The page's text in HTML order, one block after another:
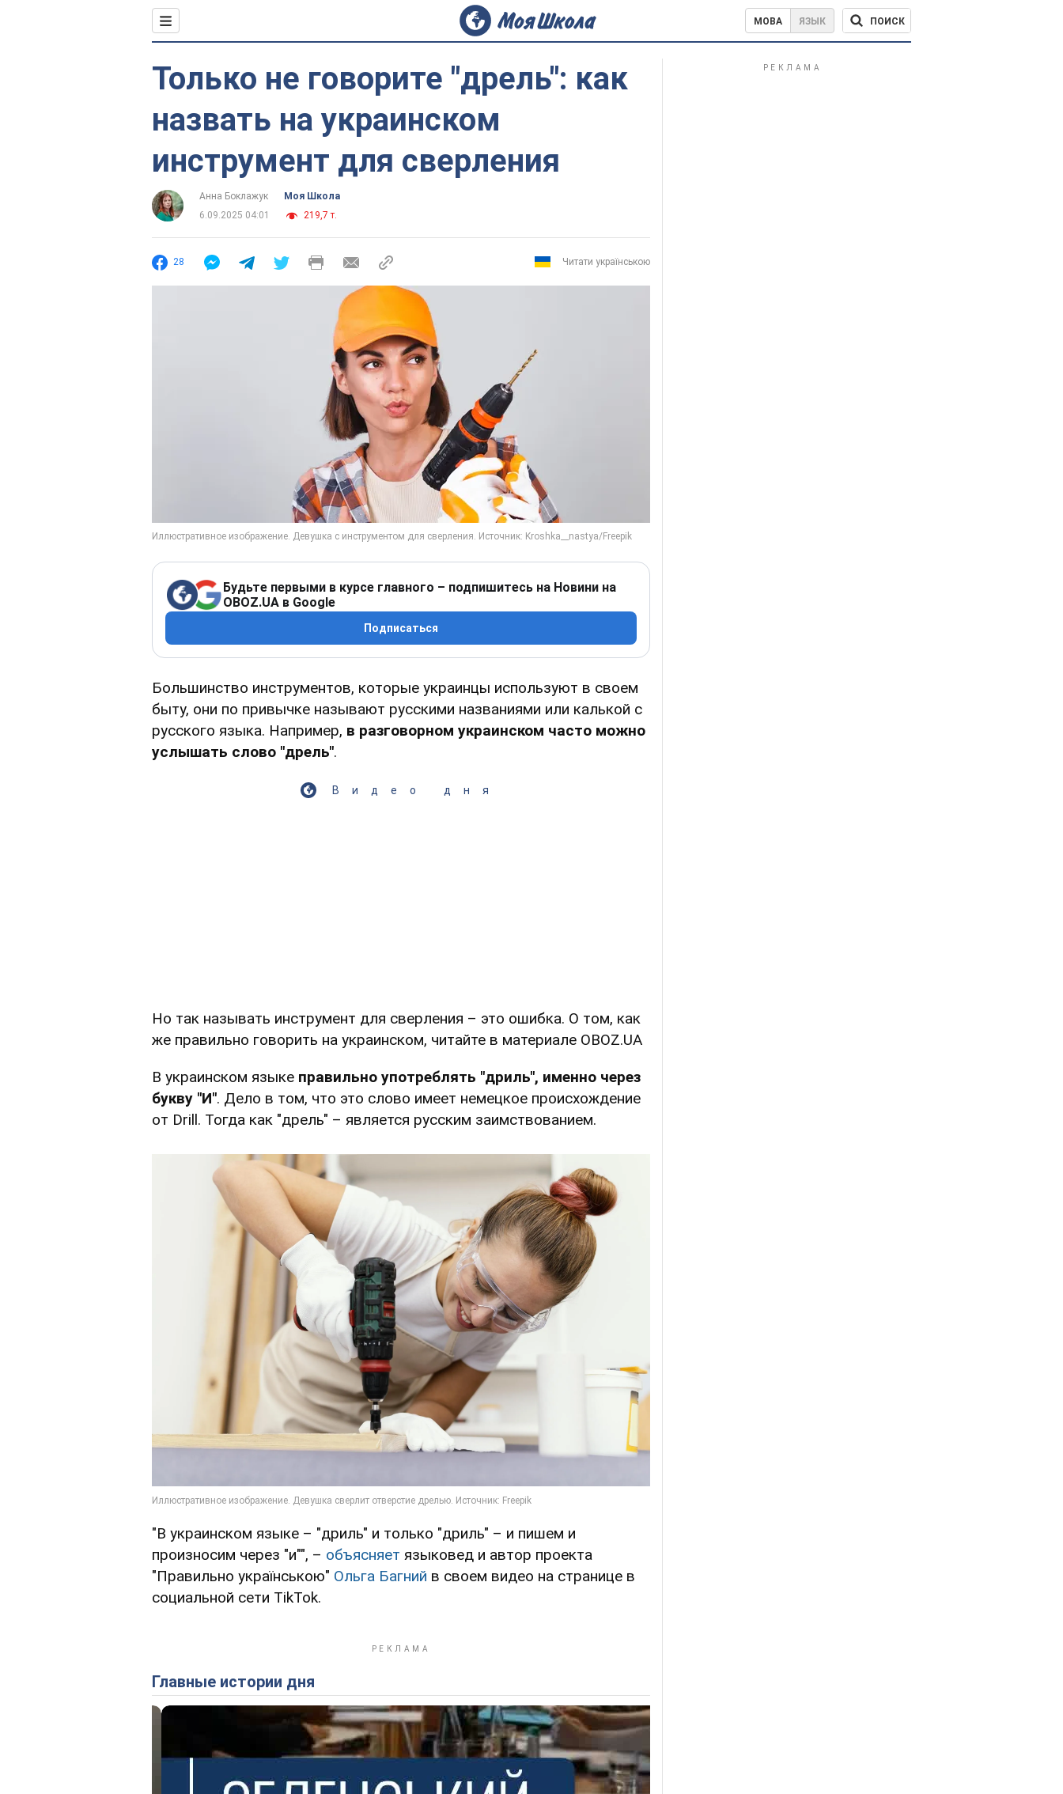
МОВА ЯЗЫК ПОИСК
Только не говорите "дрель": как
назвать на украинском
инструмент для сверления
Анна Боклажук
Моя Школа
6.09.2025 04:01
219,7 т.
28 Читати українською
Будьте первыми в курсе главного – подпишитесь на Новини на
OBOZ.UA в Google
Подписаться
Большинство инструментов, которые украинцы используют в своем
быту, они по привычке называют русскими названиями или калькой с
русского языка. Например, в разговорном украинском часто можно
услышать слово "дрель".
Видео дня
Но так называть инструмент для сверления – это ошибка. О том, как
же правильно говорить на украинском, читайте в материале OBOZ.UA
В украинском языке правильно употреблять "дриль", именно через
букву "И". Дело в том, что это слово имеет немецкое происхождение
от Drill. Тогда как "дрель" – является русским заимствованием.
"В украинском языке – "дриль" и только "дриль" – и пишем и
произносим через "и"", – объясняет языковед и автор проекта
"Правильно українською" Ольга Багний в своем видео на странице в
социальной сети TikTok.
Главные истории дня